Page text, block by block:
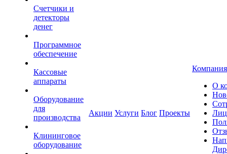
Счетчики и
детекторы
денег
Программное
обеспечение
Кассовые
аппараты
Оборудование
для
производства
Клининговое
оборудование
Акции Услуги Блог Проекты
Компания
О